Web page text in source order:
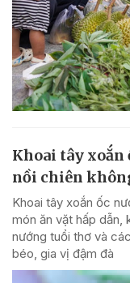
Khoai tây xoắn
nồi chiên
Khoai tây xoắn ốc
món ăn vặt hấp dẫn,
nướng tuổi thơ và
béo, gia vị đậm đà